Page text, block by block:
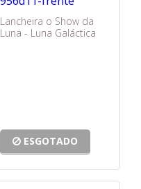
Lancheira o Show da
Luna - Luna Galáctica
ESGOTADO